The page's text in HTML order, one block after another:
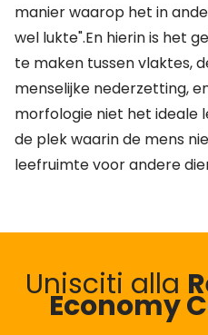
manier waarop het in
wel lukte".En hierin is het
te maken tussen vlaktes,
menselijke nederzetting,
morfologie niet het ideale
de plek waarin de mens
leefruimte voor andere
Unisciti alla
Economy